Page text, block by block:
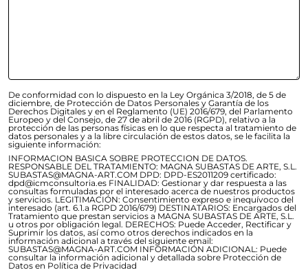
De conformidad con lo dispuesto en la Ley Orgánica 3/2018, de 5 de
diciembre, de Protección de Datos Personales y Garantía de los
Derechos Digitales y en el Reglamento (UE) 2016/679, del Parlamento
Europeo y del Consejo, de 27 de abril de 2016 (RGPD), relativo a la
protección de las personas físicas en lo que respecta al tratamiento de
datos personales y a la libre circulación de estos datos, se le facilita la
siguiente información:
INFORMACION BASICA SOBRE PROTECCION DE DATOS.
RESPONSABLE DEL TRATAMIENTO: MAGNA SUBASTAS DE ARTE, S.L.
SUBASTAS@MAGNA-ART.COM DPD: DPD-ES2011209 certificado:
dpd@icmconsultoria.es FINALIDAD: Gestionar y dar respuesta a las
consultas formuladas por el interesado acerca de nuestros productos
y servicios. LEGITIMACIÓN: Consentimiento expreso e inequívoco del
interesado (art. 6.1.a RGPD 2016/679) DESTINATARIOS: Encargados del
Tratamiento que prestan servicios a MAGNA SUBASTAS DE ARTE, S.L.
u otros por obligación legal. DERECHOS: Puede Acceder, Rectificar y
Suprimir los datos, así como otros derechos indicados en la
información adicional a través del siguiente email:
SUBASTAS@MAGNA-ART.COM INFORMACIÓN ADICIONAL: Puede
consultar la información adicional y detallada sobre Protección de
Datos en Política de Privacidad